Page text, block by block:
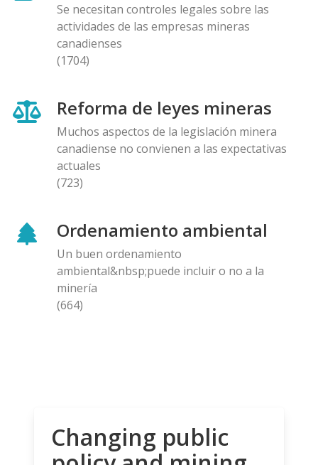
Se necesitan controles legales sobre las
actividades de las empresas mineras
canadienses
(1704)
Reforma de leyes mineras
Muchos aspectos de la legislación minera
canadiense no convienen a las expectativas
actuales
(723)
Ordenamiento ambiental
Un buen ordenamiento
ambiental&nbsp;puede incluir o no a la
minería
(664)
Changing public